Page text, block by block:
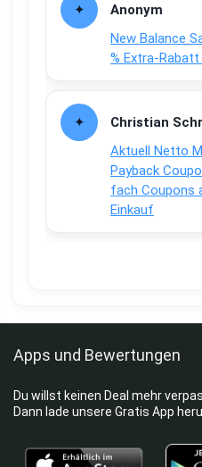
Anonym
New Balance
% Extra-
Christian
Aktuell Netto
Payback
fach Coupons
Einkauf
Apps und Bewertungen
Du willst keinen Deal mehr
Dann lade unsere Gratis App